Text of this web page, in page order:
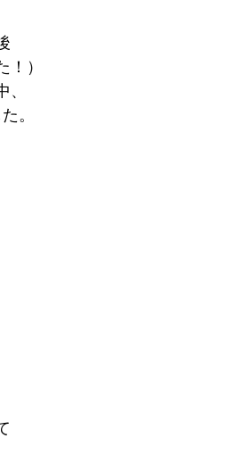
！）
。